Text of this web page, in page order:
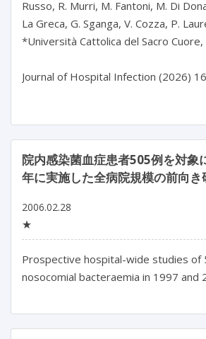
Russo, R. Murri, M. Fantoni, M. Di
La Greca, G. Sganga, V. Cozza, P.
*Università Cattolica del Sacro
Journal of Hospital Infection (2026)
院内感染菌血症患者505例を対象
年に実施した全病院規模の前向
2006.02.28
★
Prospective hospital-wide studies of
nosocomial bacteraemia in 1997 and